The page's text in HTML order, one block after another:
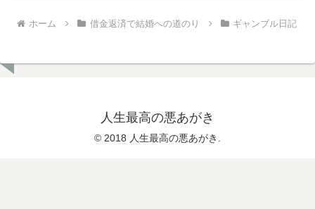
ホーム 借金返済で結婚への道のり ギャンブル日記
人生最高の悪あがき
© 2018 人生最高の悪あがき.